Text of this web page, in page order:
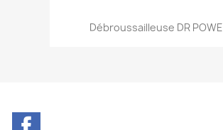
Aperçu rapide
Débroussailleuse DR